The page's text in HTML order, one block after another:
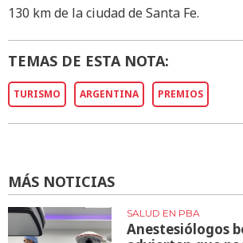
130 km de la ciudad de Santa Fe.
TEMAS DE ESTA NOTA:
TURISMO ARGENTINA PREMIOS
MÁS NOTICIAS
SALUD EN PBA
Anestesiólogos